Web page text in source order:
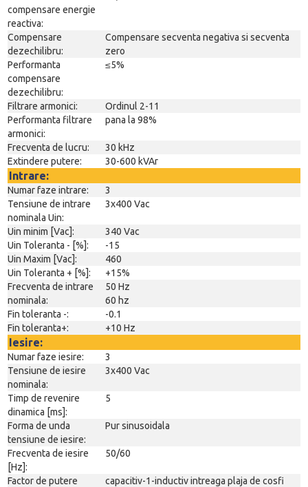
compensare energie
reactiva:
Compensare
dezechilibru:
Compensare secventa negativa si secventa
zero
Performanta
compensare
dezechilibru:
≤5%
Filtrare armonici:
Ordinul 2-11
Performanta filtrare
armonici:
pana la 98%
Frecventa de lucru:
30 kHz
Extindere putere:
30-600 kVAr
Intrare:
Numar faze intrare:
3
Tensiune de intrare
nominala Uin:
3x400 Vac
Uin minim [Vac]:
340 Vac
Uin Toleranta - [%]:
-15
Uin Maxim [Vac]:
460
Uin Toleranta + [%]:
+15%
Frecventa de intrare
nominala:
50 Hz
60 hz
Fin toleranta -:
-0.1
Fin toleranta+:
+10 Hz
Iesire:
Numar faze iesire:
3
Tensiune de iesire
nominala:
3x400 Vac
Timp de revenire
dinamica [ms]:
5
Forma de unda
tensiune de iesire:
Pur sinusoidala
Frecventa de iesire
[Hz]:
50/60
Factor de putere
capacitiv-1-inductiv intreaga plaja de cosfi